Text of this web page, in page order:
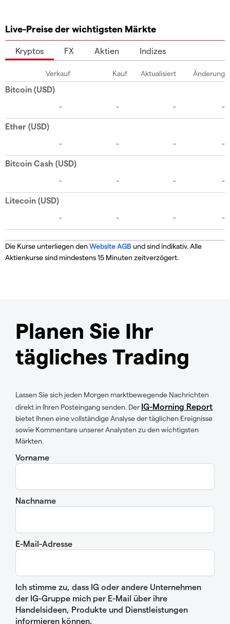
Live-Preise der wichtigsten Märkte
Kryptos FX Aktien Indizes
Die Kurse unterliegen den Website AGB und sind indikativ. Alle
Aktienkurse sind mindestens 15 Minuten zeitverzögert.
Planen Sie Ihr
tägliches Trading
Lassen Sie sich jeden Morgen marktbewegende Nachrichten
direkt in Ihren Posteingang senden. Der IG-Morning Report
bietet Ihnen eine vollständige Analyse der täglichen Ereignisse
sowie Kommentare unserer Analysten zu den wichtigsten
Märkten.
Vorname
Nachname
E-Mail-Adresse
Ich stimme zu, dass IG oder andere Unternehmen
der IG-Gruppe mich per E-Mail über ihre
Handelsideen, Produkte und Dienstleistungen
informieren können.